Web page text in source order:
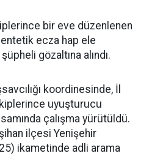
bir eve düzenlenen
ecza hap ele
gözaltına alındı.
koordinesinde, İl
uyuşturucu
çalışma yürütüldü.
ilçesi Yenişehir
ikametinde adli arama